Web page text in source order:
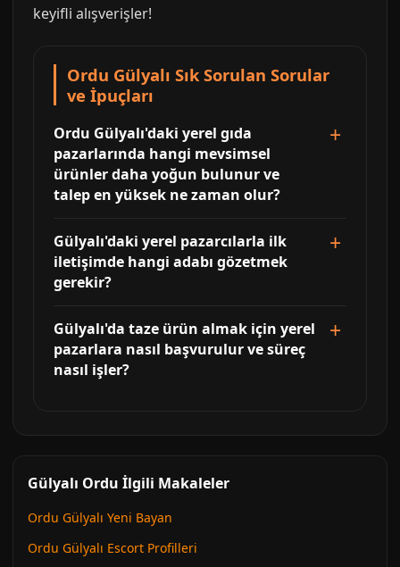
keyifli alışverişler!
Ordu Gülyalı Sık Sorulan Sorular
ve İpuçları
Ordu Gülyalı'daki yerel gıda
pazarlarında hangi mevsimsel
ürünler daha yoğun bulunur ve
talep en yüksek ne zaman olur?
Gülyalı'daki yerel pazarcılarla ilk
iletişimde hangi adabı gözetmek
gerekir?
Gülyalı'da taze ürün almak için yerel
pazarlara nasıl başvurulur ve süreç
nasıl işler?
Gülyalı Ordu İlgili Makaleler
Ordu Gülyalı Yeni Bayan
Ordu Gülyalı Escort Profilleri